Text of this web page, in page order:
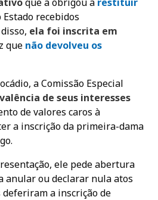
Estado recebidos
ela foi inscrita em
que não devolveu os
a Comissão Especial
de seus interesses
de valores caros à
a inscrição da primeira-dama
ele pede abertura
anular ou declarar nula atos
deferiram a inscrição de